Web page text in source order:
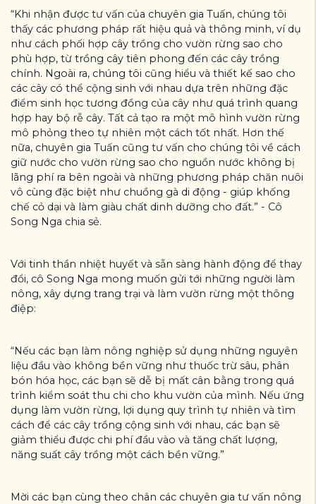
“Khi nhận được tư vấn của chuyên gia Tuấn, chúng tôi
thấy các phương pháp rất hiệu quả và thông minh, ví dụ
như cách phối hợp cây trồng cho vườn rừng sao cho
phù hợp, từ trồng cây tiên phong đến các cây trồng
chính. Ngoài ra, chúng tôi cũng hiểu và thiết kế sao cho
các cây có thể cộng sinh với nhau dựa trên những đặc
điểm sinh học tương đồng của cây như quá trình quang
hợp hay bộ rễ cây. Tất cả tạo ra một mô hình vườn rừng
mô phỏng theo tự nhiên một cách tốt nhất. Hơn thế
nữa, chuyên gia Tuấn cũng tư vấn cho chúng tôi về cách
giữ nước cho vườn rừng sao cho nguồn nước không bị
lãng phí ra bên ngoài và những phương pháp chăn nuôi
vô cùng đặc biệt như chuồng gà di động - giúp khống
chế cỏ dại và làm giàu chất dinh dưỡng cho đất.” - Cô
Song Nga chia sẻ.
Với tinh thần nhiệt huyết và sẵn sàng hành động để thay
đổi, cô Song Nga mong muốn gửi tới những người làm
nông, xây dựng trang trại và làm vườn rừng một thông
điệp:
“Nếu các bạn làm nông nghiệp sử dụng những nguyên
liệu đầu vào không bền vững như thuốc trừ sâu, phân
bón hóa học, các bạn sẽ dễ bị mất cân bằng trong quá
trình kiểm soát thu chi cho khu vườn của mình. Nếu ứng
dụng làm vườn rừng, lợi dụng quy trình tự nhiên và tìm
cách để các cây trồng cộng sinh với nhau, các bạn sẽ
giảm thiểu được chi phí đầu vào và tăng chất lượng,
năng suất cây trồng một cách bền vững.”
Mời các bạn cùng theo chân các chuyên gia tư vấn nông